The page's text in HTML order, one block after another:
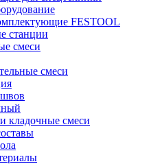
FESTOOL
станции
смеси
смеси
кладочные смеси